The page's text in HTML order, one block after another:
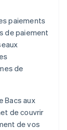
paiements
de paiement
de
Bacs aux
de couvrir
de vos